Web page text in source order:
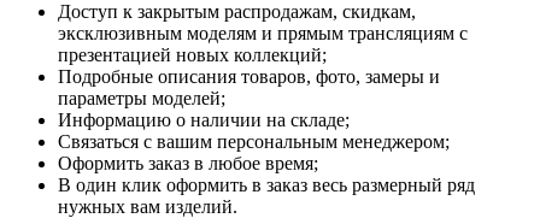
Доступ к закрытым распродажам, скидкам,
эксклюзивным моделям и прямым трансляциям с
презентацией новых коллекций;
Подробные описания товаров, фото, замеры и
параметры моделей;
Информацию о наличии на складе;
Связаться с вашим персональным менеджером;
Оформить заказ в любое время;
В один клик оформить в заказ весь размерный ряд
нужных вам изделий.